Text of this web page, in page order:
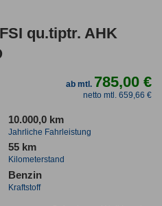
qu.tiptr. AHK
ab mtl. 785,00 €
netto mtl. 659,66 €
10.000,0 km
Jahrliche Fahrleistung
55 km
Kilometerstand
Benzin
Kraftstoff